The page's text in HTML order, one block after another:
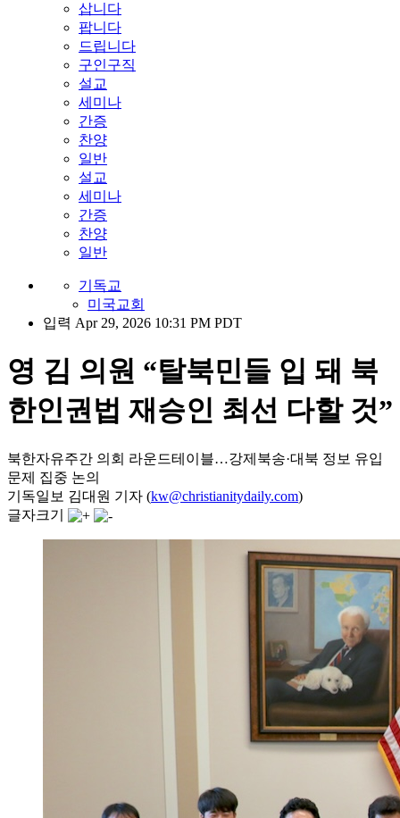
삽니다
팝니다
드립니다
구인구직
설교
세미나
간증
찬양
일반
설교
세미나
간증
찬양
일반
기독교
미국교회
입력 Apr 29, 2026 10:31 PM PDT
영 김 의원 “탈북민들 입 돼 북
한인권법 재승인 최선 다할 것”
북한자유주간 의회 라운드테이블…강제북송·대북 정보 유입
문제 집중 논의
기독일보 김대원 기자 (kw@christianitydaily.com)
글자크기